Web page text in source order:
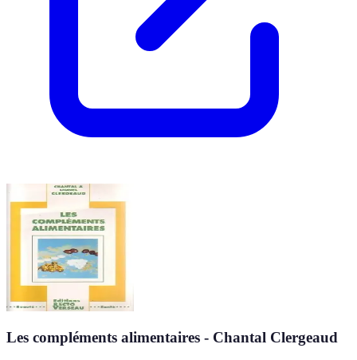
Les compléments alimentaires - Chantal Clergeaud